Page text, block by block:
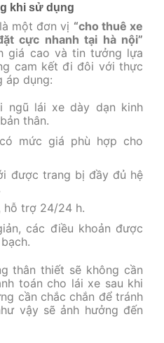
khi sử dụng
là một đơn vị “cho thuê xe
cực nhanh tại hà nội”
giá cao và tin tưởng lựa
cam kết đi đôi với thực
áp dụng:
ngũ lái xe dày dạn kinh
thân.
mức giá phù hợp cho
được trang bị đầy đủ hệ
hỗ trợ 24/24 h.
các điều khoản được
thân thiết sẽ không cần
toán cho lái xe sau khi
cần chắc chắn để tránh
vậy sẽ ảnh hưởng đến